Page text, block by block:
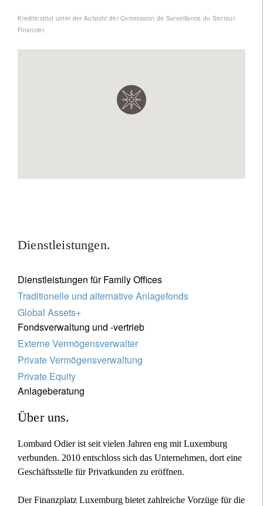
Kreditinstitut unter der Aufsicht der Commission de Surveillance du Secteur
Financier.
Dienstleistungen.
Dienstleistungen für Family Offices
Traditionelle und alternative Anlagefonds
Global Assets+
Fondsverwaltung und -vertrieb
Externe Vermögensverwalter
Private Vermögensverwaltung
Private Equity
Anlageberatung
Über uns.
Lombard Odier ist seit vielen Jahren eng mit Luxemburg
verbunden. 2010 entschloss sich das Unternehmen, dort eine
Geschäftsstelle für Privatkunden zu eröffnen.
Der Finanzplatz Luxemburg bietet zahlreiche Vorzüge für die